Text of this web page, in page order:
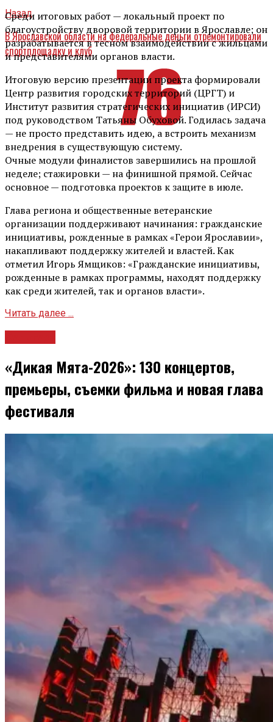
Назад
В Ярославской области на федеральные деньги отремонтировали
спортплощадку и клуб
Среди итоговых работ — локальный проект по
благоустройству дворовой территории в Ярославле; он
разрабатывается в тесном взаимодействии с жильцами
и представителями органов власти.
Итоговую версию презентации проекта формировали
Центр развития городских территорий (ЦРГТ) и
Институт развития стратегических инициатив (ИРСИ)
под руководством Татьяны Обуховой. Годилась задача
— не просто представить идею, а встроить механизм
внедрения в существующую систему.
Очные модули финалистов завершились на прошлой
неделе; стажировки — на финишной прямой. Сейчас
основное — подготовка проектов к защите в июле.
Глава региона и общественные ветеранские
организации поддерживают начинания: гражданские
инициативы, рожденные в рамках «Герои Ярославии»,
накапливают поддержку жителей и властей. Как
отметил Игорь Ямщиков: «Гражданские инициативы,
рожденные в рамках программы, находят поддержку
как среди жителей, так и органов власти».
Читать далее ...
«Дикая Мята-2026»: 130 концертов,
премьеры, съемки фильма и новая глава
фестиваля